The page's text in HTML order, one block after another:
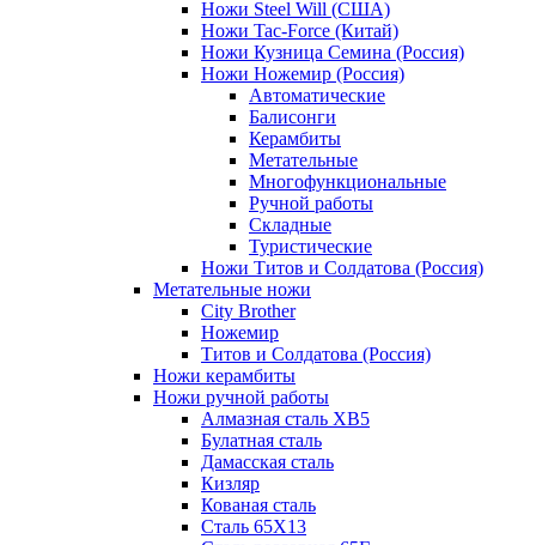
Ножи Steel Will (США)
Ножи Tac-Force (Китай)
Ножи Кузница Семина (Россия)
Ножи Ножемир (Россия)
Автоматические
Балисонги
Керамбиты
Метательные
Многофункциональные
Ручной работы
Складные
Туристические
Ножи Титов и Солдатова (Россия)
Метательные ножи
City Brother
Ножемир
Титов и Солдатова (Россия)
Ножи керамбиты
Ножи ручной работы
Алмазная сталь ХВ5
Булатная сталь
Дамасская сталь
Кизляр
Кованая сталь
Сталь 65Х13